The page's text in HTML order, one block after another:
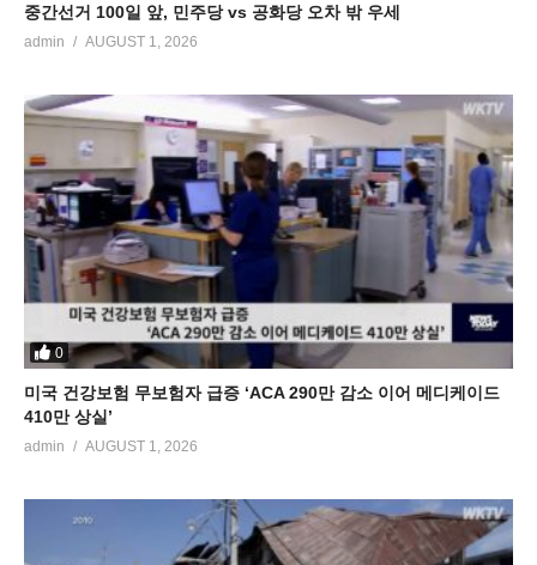
중간선거 100일 앞, 민주당 vs 공화당 오차 밖 우세
admin AUGUST 1, 2026
0
미국 건강보험 무보험자 급증 ‘ACA 290만 감소 이어 메디케이드
410만 상실’
admin AUGUST 1, 2026